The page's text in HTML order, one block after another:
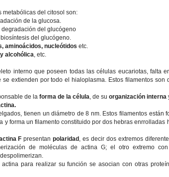
metabólicas del citosol son:
de la glucosa.
degradación del glucógeno
del glucógeno.
aminoácidos, nucleótidos etc.
alcohólica, etc.
interno que poseen todas las células eucariotas, falta
se extienden por todo el hialoplasma. Estos filamentos son
de la forma de la célula, de su organización interna
tienen un diámetro de 8 nm. Estos filamentos
y forma un filamento constituido por dos hebras
F presentanpolaridad , es decir dos extremos
de moléculas de actina G; el otro extremo con
actina para realizar su función se asocian con otras